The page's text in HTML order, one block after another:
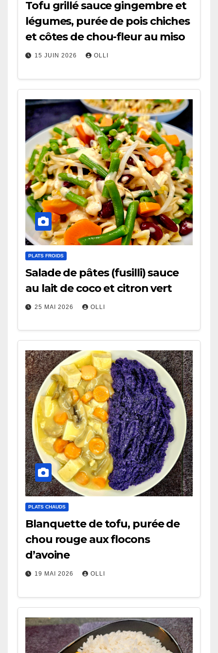
Tofu grillé sauce gingembre et
légumes, purée de pois chiches
et côtes de chou-fleur au miso
15 JUIN 2026 OLLI
PLATS FROIDS
Salade de pâtes (fusilli) sauce
au lait de coco et citron vert
25 MAI 2026 OLLI
PLATS CHAUDS
Blanquette de tofu, purée de
chou rouge aux flocons
d’avoine
19 MAI 2026 OLLI